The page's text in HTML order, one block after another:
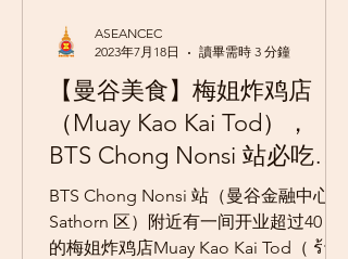
【曼谷美食】梅姐炸鸡店
（Muay Kao Kai Tod），
BTS Chong Nonsi 站必吃泰
式炸鸡！
BTS Chong Nonsi 站（曼谷金融中心
Sathorn 区）附近有一间开业超过40 年
的梅姐炸鸡店Muay Kao Kai Tod（ ร้าน
ASEANCEC
2023年7月18日
讀畢需時 3 分鐘